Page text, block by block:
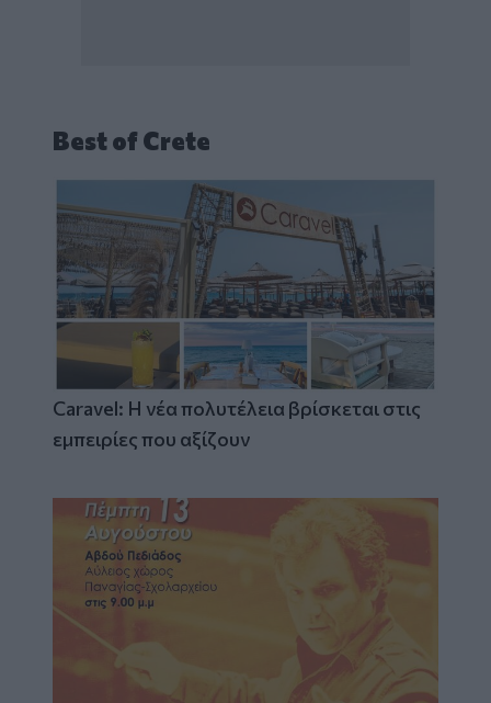
Best of Crete
Caravel: Η νέα πολυτέλεια βρίσκεται στις
εμπειρίες που αξίζουν